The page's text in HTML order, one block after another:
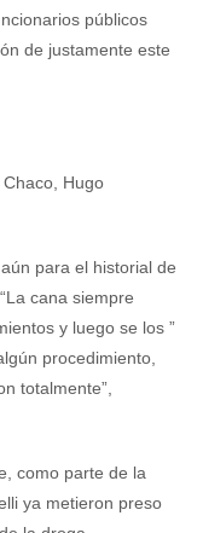
públicos
de justamente este
Hugo
para el historial de
cana siempre
y luego se los ”
procedimiento,
totalmente”,
como parte de la
ya metieron preso